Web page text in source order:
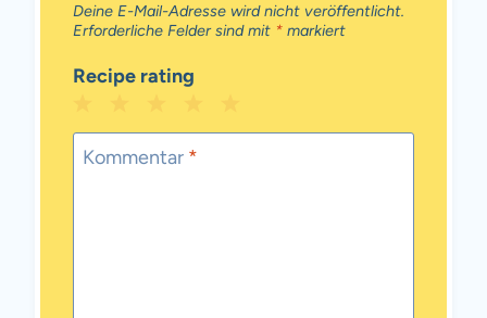
Deine E-Mail-Adresse wird nicht veröffentlicht.
Erforderliche Felder sind mit * markiert
Recipe rating
5
4
Stars
3
Stars
2
Stars
1
Star
Kommentar *